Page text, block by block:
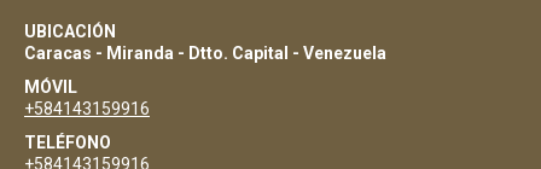
UBICACIÓN
Caracas - Miranda - Dtto. Capital - Venezuela
MÓVIL
+584143159916
TELÉFONO
+584143159916